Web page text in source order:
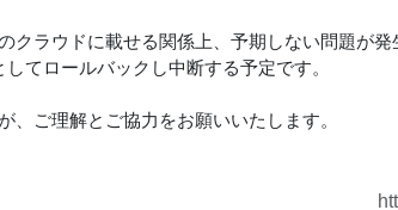
クラウドに載せる関係上、予期しない問題が
てロールバックし中断する予定です。
、ご理解とご協力をお願いいたします。